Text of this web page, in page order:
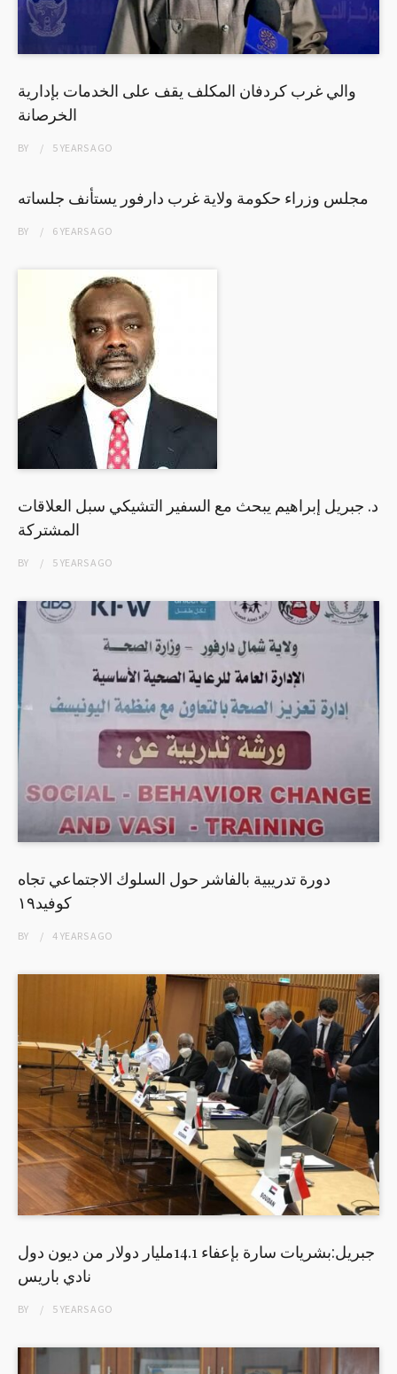
والي غرب كردفان المكلف يقف على الخدمات بإدارية
الخرصانة
BY 5 YEARSAGO
مجلس وزراء حكومة ولاية غرب دارفور يستأنف جلساته
BY 6 YEARSAGO
د. جبريل إبراهيم يبحث مع السفير التشيكي سبل العلاقات
المشتركة
BY 5 YEARSAGO
دورة تدريبية بالفاشر حول السلوك الاجتماعي تجاه
كوفيد١٩
BY 4 YEARSAGO
جبريل:بشريات سارة بإعفاء 14.1مليار دولار من ديون دول
نادي باريس
BY 5 YEARSAGO